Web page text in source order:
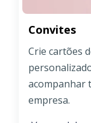
Convites
Crie cartões
acompanhar
empresa.